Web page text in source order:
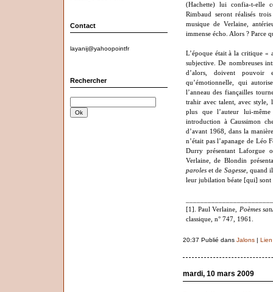
Contact
layanij@yahoopointfr
Rechercher
(Hachette) lui confia-t-elle
Rimbaud seront réalisés
musique de Verlaine,
immense écho. Alors ? Parce
L’époque était à la critique «
subjective. De nombreuses
d’alors, doivent pouvoir
qu’émotionnelle, qui
l’anneau des fiançailles
trahir avec talent, avec style,
plus que l’auteur lui-
introduction à Caussimon
d’avant 1968, dans la
n’était pas l’apanage de Léo
Durry présentant Laforgue
Verlaine, de Blondin
paroleset de Sagesse, quand
leur jubilation béate [qui] sont
[1]. Paul Verlaine, Poèmes
classique, n° 747, 1961.
20:37 Publié dans Jalons|
mardi, 10 mars 2009